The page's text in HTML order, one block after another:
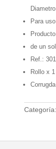
Para
de un
Ref.:
Rollo x
Categoría: